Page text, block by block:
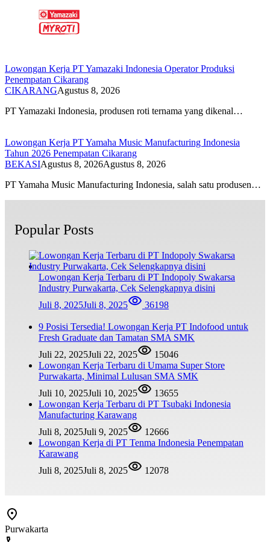
Lowongan Kerja PT Yamazaki Indonesia Operator Produksi
Penempatan Cikarang
CIKARANGAgustus 8, 2026
PT Yamazaki Indonesia, produsen roti ternama yang dikenal…
Lowongan Kerja PT Yamaha Music Manufacturing Indonesia
Tahun 2026 Penempatan Cikarang
BEKASIAgustus 8, 2026Agustus 8, 2026
PT Yamaha Music Manufacturing Indonesia, salah satu produsen…
Popular Posts
Lowongan Kerja Terbaru di PT Indopoly Swakarsa
Industry Purwakarta, Cek Selengkapnya disini
Juli 8, 2025Juli 8, 2025 36198
9 Posisi Tersedia! Lowongan Kerja PT Indofood untuk
Fresh Graduate dan Tamatan SMA SMK
Juli 22, 2025Juli 22, 2025
15046
Lowongan Kerja Terbaru di Umama Super Store
Purwakarta, Minimal Lulusan SMA SMK
Juli 10, 2025Juli 10, 2025
13655
Lowongan Kerja Terbaru di PT Tsubaki Indonesia
Manufacturing Karawang
Juli 8, 2025Juli 9, 2025
12666
Lowongan Kerja di PT Tenma Indonesia Penempatan
Karawang
Juli 8, 2025Juli 8, 2025 12078
Purwakarta